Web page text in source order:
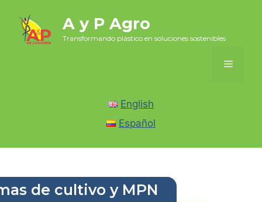
A y P Agro
Transformando plástico en soluciones sostenibles
English
Español
de cultivo y MPN